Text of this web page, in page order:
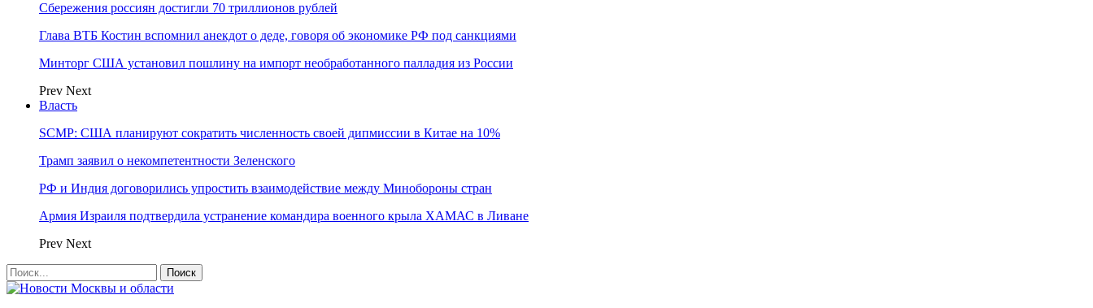
Сбережения россиян достигли 70 триллионов рублей
Глава ВТБ Костин вспомнил анекдот о деде, говоря об экономике РФ под санкциями
Минторг США установил пошлину на импорт необработанного палладия из России
Prev Next
Власть
SCMP: США планируют сократить численность своей дипмиссии в Китае на 10%
Трамп заявил о некомпетентности Зеленского
РФ и Индия договорились упростить взаимодействие между Минобороны стран
Армия Израиля подтвердила устранение командира военного крыла ХАМАС в Ливане
Prev Next